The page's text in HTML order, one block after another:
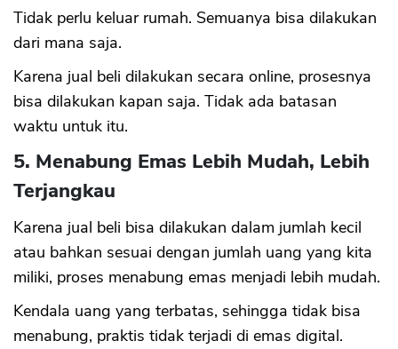
Tidak perlu keluar rumah. Semuanya bisa dilakukan
dari mana saja.
Karena jual beli dilakukan secara online, prosesnya
bisa dilakukan kapan saja. Tidak ada batasan
waktu untuk itu.
5. Menabung Emas Lebih Mudah, Lebih
Terjangkau
Karena jual beli bisa dilakukan dalam jumlah kecil
atau bahkan sesuai dengan jumlah uang yang kita
miliki, proses menabung emas menjadi lebih mudah.
Kendala uang yang terbatas, sehingga tidak bisa
menabung, praktis tidak terjadi di emas digital.